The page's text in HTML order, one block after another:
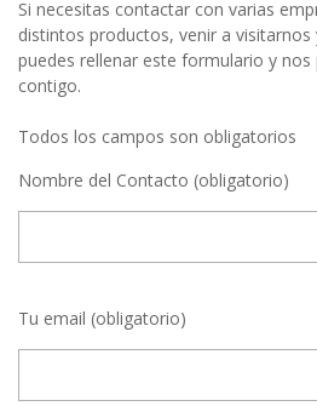
Si necesitas contactar con varias
distintos productos, venir a visitarnos
puedes rellenar este formulario y
contigo.
Todos los campos son obligatorios
Nombre del Contacto (obligatorio)
Tu email (obligatorio)